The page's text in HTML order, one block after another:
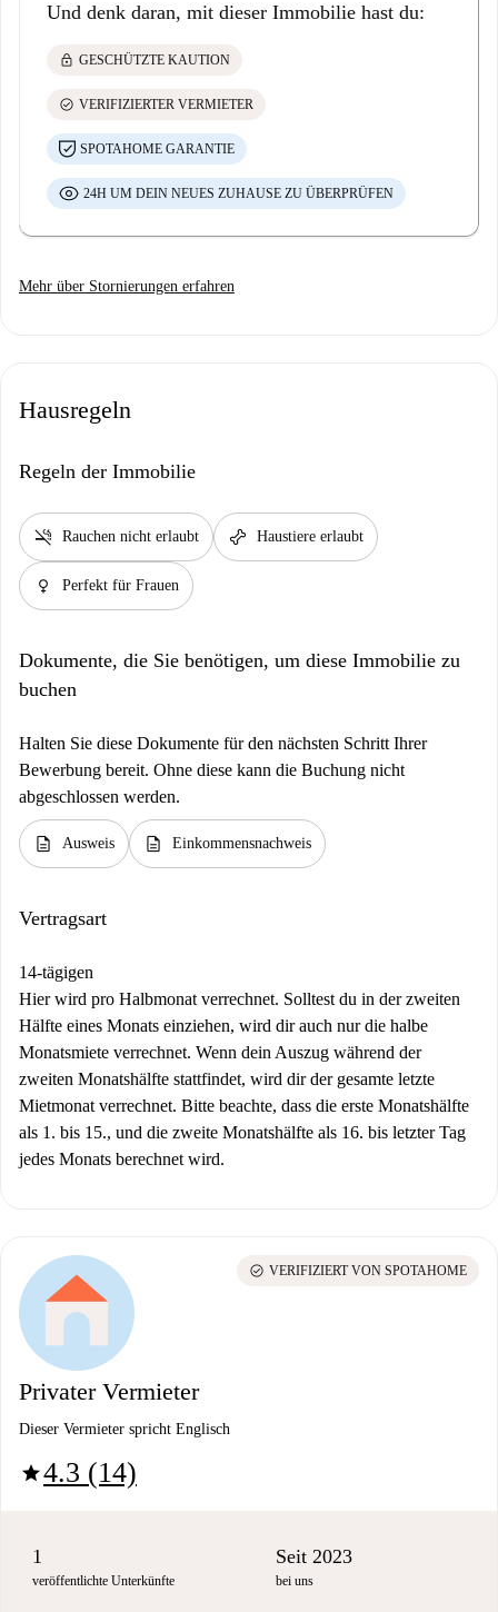
Und denk daran, mit dieser Immobilie hast du:
lock GESCHÜTZTE KAUTION
check_circle VERIFIZIERTER VERMIETER
SPOTAHOME GARANTIE
24H UM DEIN NEUES ZUHAUSE ZU ÜBERPRÜFEN
Mehr über Stornierungen erfahren
Hausregeln
Regeln der Immobilie
smoke_free Rauchen nicht erlaubt pet_supplies Haustiere erlaubt
female Perfekt für Frauen
Dokumente, die Sie benötigen, um diese Immobilie zu
buchen
Halten Sie diese Dokumente für den nächsten Schritt Ihrer
Bewerbung bereit. Ohne diese kann die Buchung nicht
abgeschlossen werden.
description Ausweis description Einkommensnachweis
Vertragsart
14-tägigen
Hier wird pro Halbmonat verrechnet. Solltest du in der zweiten
Hälfte eines Monats einziehen, wird dir auch nur die halbe
Monatsmiete verrechnet. Wenn dein Auszug während der
zweiten Monatshälfte stattfindet, wird dir der gesamte letzte
Mietmonat verrechnet. Bitte beachte, dass die erste Monatshälfte
als 1. bis 15., und die zweite Monatshälfte als 16. bis letzter Tag
jedes Monats berechnet wird.
Privater Vermieter
Dieser Vermieter spricht Englisch
star4.3 (14)
check_circle VERIFIZIERT VON SPOTAHOME
1
veröffentlichte Unterkünfte
Seit 2023
bei uns